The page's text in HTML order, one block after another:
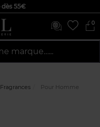
55€
0
marque…...
Fragrances Pour Homme